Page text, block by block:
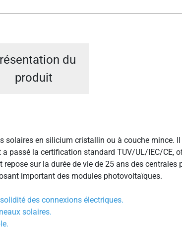
du
produit
en silicium cristallin ou à couche mince.
passé la certification standard TUV/UL/IEC/CE,
sur la durée de vie de 25 ans des centrales
important des modules photovoltaïques.
des connexions électriques.
solaires.